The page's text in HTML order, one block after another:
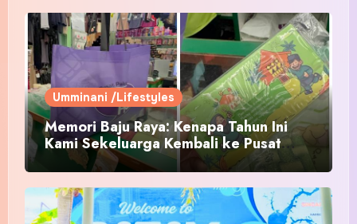
Umminani /Lifestyles
Memori Baju Raya: Kenapa Tahun Ini
Kami Sekeluarga Kembali ke Pusat
Pakaian Hari-Hari?